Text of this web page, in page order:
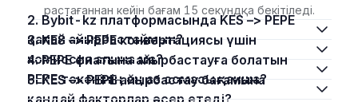
растағаннан кейін бағам 15 секундқа бекітіледі.
2. Bybit-kz платформасында KES –> PEPE
қалай айырбастаймын?
3. KES –> PEPE конвертациясы үшін
комиссия алына ма?
4. PEPE фиатына айырбастауға болатын
PEPE токенінің ең аз сомасы қанша?
5. KES –> PEPE айырбастау бағамына
қандай факторлар әсер етеді?